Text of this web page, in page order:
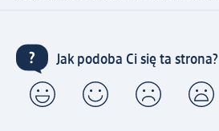
Jak podoba Ci się ta strona?